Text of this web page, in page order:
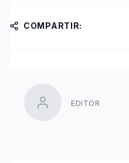
COMPARTIR:
EDITOR